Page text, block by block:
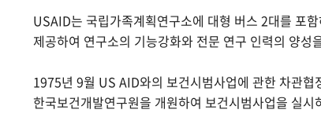
USAID는 국립가족계획연구소에 대형 버스 2대를 포
제공하여 연구소의 기능강화와 전문 연구 인력의 양성
1975년 9월 US AID와의 보건시범사업에 관한 차관
한국보건개발연구원을 개원하여 보건시범사업을 실시